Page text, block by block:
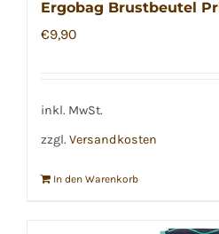
Ergobag Brustbeutel
€9,90
inkl. MwSt.
zzgl. Versandkosten
In den Warenkorb